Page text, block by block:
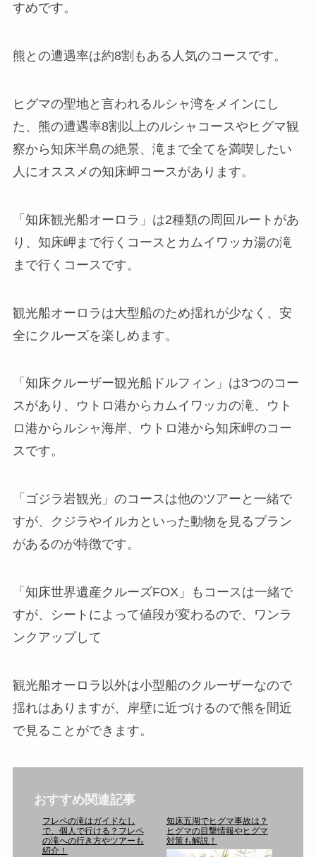
すめです。
熊との遭遇率は約8割もある人気のコースです。
ヒグマの聖地と言われるルシャ湾をメインにし
た、熊の遭遇率8割以上のルシャコースやヒグマ観
察から知床半島の絶景、滝まで全てを満喫したい
人にオススメの知床岬コースがあります。
「知床観光船オーロラ」は2種類の周回ルートがあ
り、知床岬まで行くコースとカムイワッカ湯の滝
まで行くコースです。
観光船オーロラは大型船のため揺れが少なく、安
全にクルーズを楽しめます。
「知床クルーザー観光船ドルフィン」は3つのコー
スがあり、ウトロ港からカムイワッカの滝、ウト
ロ港からルシャ海岸、ウトロ港から知床岬のコー
スです。
「ゴジラ岩観光」のコースは他のツアーと一緒で
すが、クジラやイルカといった動物を見るプラン
があるのが特徴です。
「知床世界遺産クルーズFOX」もコースは一緒で
すが、シートによって値段が変わるので、ワンラ
ンクアップして
観光船オーロラ以外は小型船のクルーザーなので
揺れはありますが、岸壁に近づけるので熊を間近
で見ることができます。
おすすめ関連記事
フレペの滝はガイドなし
で、個人で行ける？フレペ
の滝への行き方やツアーも
紹介！
知床五湖でヒグマ事故は？
ヒグマの目撃情報やヒグマ
対策も解説！